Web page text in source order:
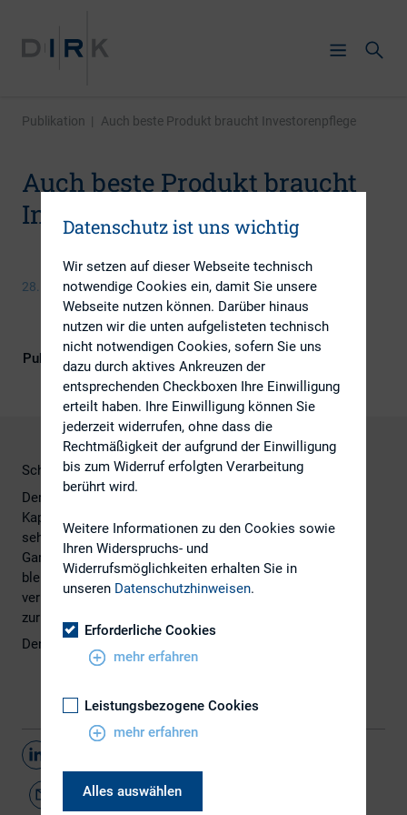
Publikation | Auch beste Produkt braucht Investorenpflege
Auch beste Produkt braucht
Investorenpflege
28. Juli 2014
Publikationsform Externe Publikationen
Schwerpunkt Pfandbriefe und Covered Bonds
Der deutsche Pfandbrief ist ein hochwertiges
Kapitalmarktinstrument. das nur
sehr geringe Risikoaufschläge aufweist. Da es keine
Garantie gibt. dass es so
bleibt. ist es wichtig. interessierten Investoren ein
verbessertes Informationsangebot
zur Verfügung zu stellen.
Den vollständigen Artikel finden Sie
Datenschutz ist uns wichtig
Wir setzen auf dieser Webseite technisch
notwendige Cookies ein, damit Sie unsere
Webseite nutzen können. Darüber hinaus
nutzen wir die unten aufgelisteten technisch
nicht notwendigen Cookies, sofern Sie uns
dazu durch aktives Ankreuzen der
entsprechenden Checkboxen Ihre Einwilligung
erteilt haben. Ihre Einwilligung können Sie
jederzeit widerrufen, ohne dass die
Rechtmäßigkeit der aufgrund der Einwilligung
bis zum Widerruf erfolgten Verarbeitung
berührt wird.
Weitere Informationen zu den Cookies sowie
Ihren Widerspruchs- und
Widerrufsmöglichkeiten erhalten Sie in
unseren Datenschutzhinweisen.
Erforderliche Cookies
mehr erfahren
Leistungsbezogene Cookies
mehr erfahren
Alles auswählen